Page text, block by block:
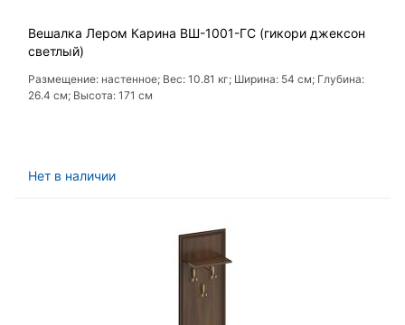
Вешалка Лером Карина ВШ-1001-ГС (гикори джексон
светлый)
Размещение: настенное; Вес: 10.81 кг; Ширина: 54 см; Глубина:
26.4 см; Высота: 171 см
Нет в наличии